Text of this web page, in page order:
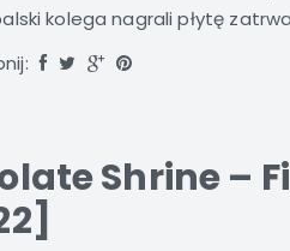
kolega nagrali płytę
Shrine –